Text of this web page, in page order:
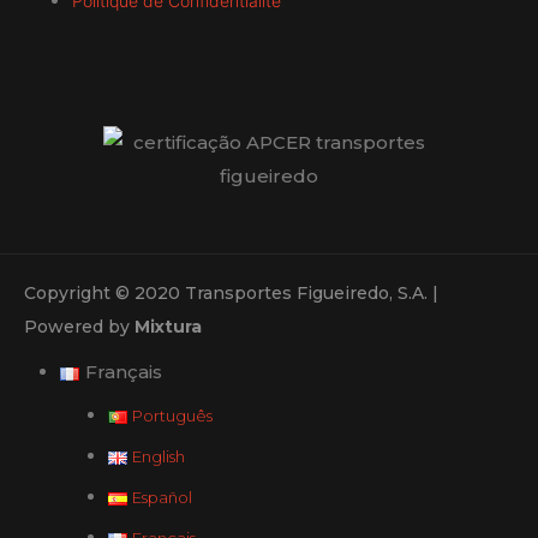
Copyright © 2020 Transportes Figueiredo, S.A. |
Powered by Mixtura
Français
Português
English
Español